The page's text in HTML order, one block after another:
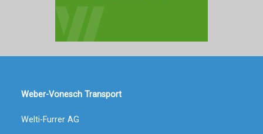
Weber-Vonesch Transport
Welti-Furrer AG